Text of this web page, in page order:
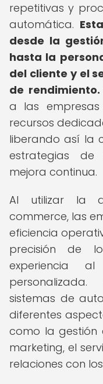
repetitivas y
automática.
desde la
hasta la
del cliente y el
de rendimiento.
a las
recursos
liberando así la
estrategias de
mejora continua.
Al utilizar la
commerce, las
eficiencia
precisión de
experiencia
sistemas de
diferentes
como la gestión
marketing, el
relaciones con